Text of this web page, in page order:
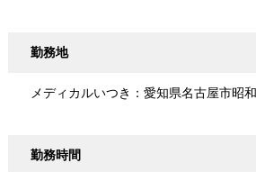
勤務地
メディカルいつき：愛知県名古屋市昭
勤務時間